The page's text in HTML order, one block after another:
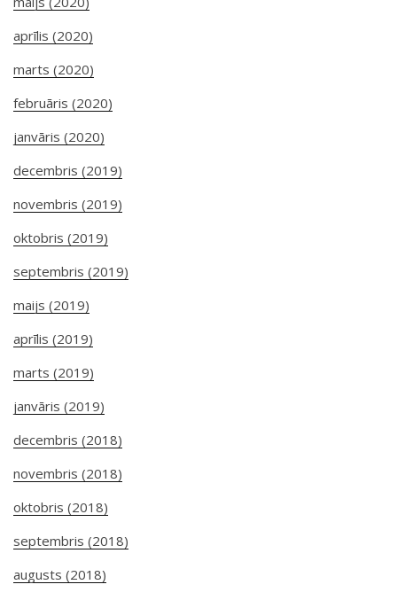
aprīlis (2020)
marts (2020)
februāris (2020)
janvāris (2020)
decembris (2019)
novembris (2019)
oktobris (2019)
septembris (2019)
maijs (2019)
aprīlis (2019)
marts (2019)
janvāris (2019)
decembris (2018)
novembris (2018)
oktobris (2018)
septembris (2018)
augusts (2018)